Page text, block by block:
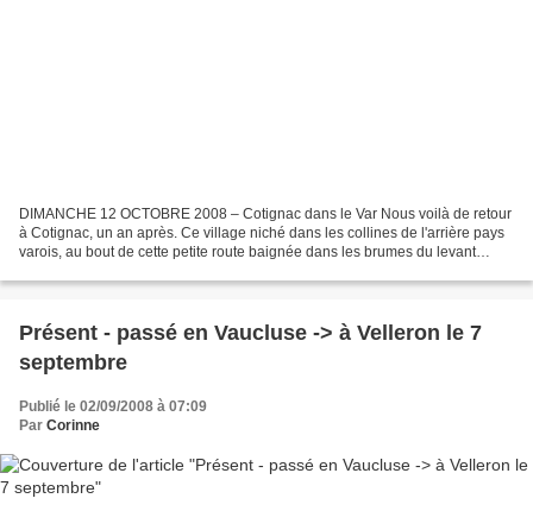
DIMANCHE 12 OCTOBRE 2008 – Cotignac dans le Var Nous voilà de retour
à Cotignac, un an après. Ce village niché dans les collines de l'arrière pays
varois, au bout de cette petite route baignée dans les brumes du levant
Présent - passé en Vaucluse -> à Velleron le 7
septembre
Publié le 02/09/2008 à 07:09
Par Corinne